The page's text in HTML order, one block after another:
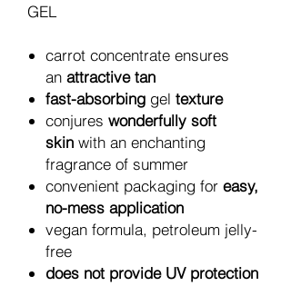
GEL
carrot concentrate ensures
an attractive tan
fast-absorbing gel texture
conjures wonderfully soft
skin with an enchanting
fragrance of summer
convenient packaging for easy,
no-mess application
vegan formula, petroleum jelly-
free
does not provide UV protection